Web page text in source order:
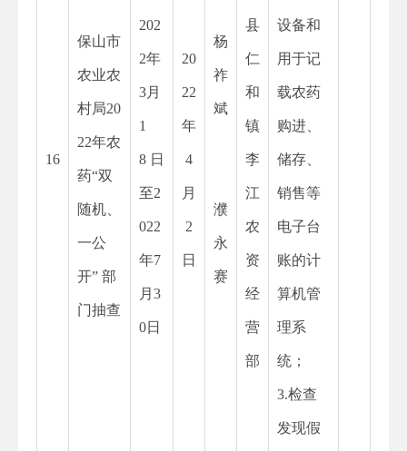
16
保山市
农业农
村局20
22年农
药“双
随机、
一公
开” 部
门抽查
202
2年
3月
1
8 日
至2
022
年7
月3
0日
20
22
年
4
月
2
日
杨
祚
斌
濮
永
赛
县
仁
和
镇
李
江
农
资
经
营
部
设备和
用于记
载农药
购进、
储存、
销售等
电子台
账的计
算机管
理系
统；
3.检查
发现假